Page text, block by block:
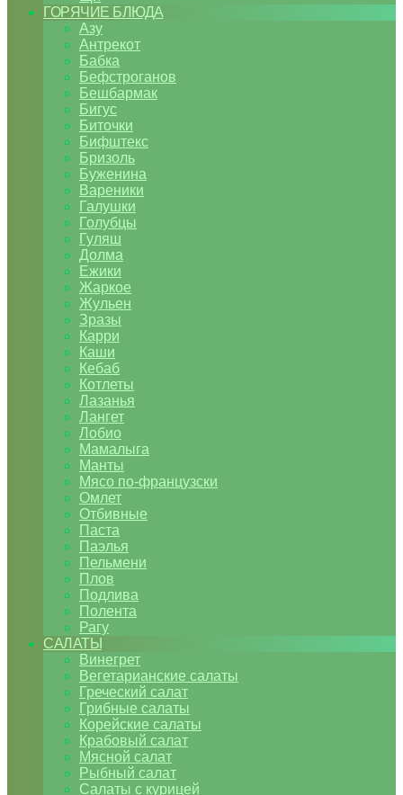
ГОРЯЧИЕ БЛЮДА
Азу
Антрекот
Бабка
Бефстроганов
Бешбармак
Бигус
Биточки
Бифштекс
Бризоль
Буженина
Вареники
Галушки
Голубцы
Гуляш
Долма
Ежики
Жаркое
Жульен
Зразы
Карри
Каши
Кебаб
Котлеты
Лазанья
Лангет
Лобио
Мамалыга
Манты
Мясо по-французски
Омлет
Отбивные
Паста
Паэлья
Пельмени
Плов
Подлива
Полента
Рагу
САЛАТЫ
Винегрет
Вегетарианские салаты
Греческий салат
Грибные салаты
Корейские салаты
Крабовый салат
Мясной салат
Рыбный салат
Салаты с курицей